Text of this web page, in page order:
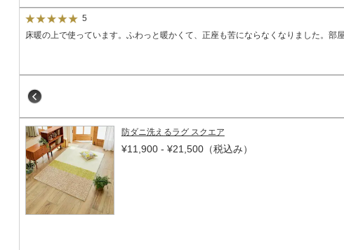
5
床暖の上で使っています。ふわっと暖かくて、正座も苦にならなくなりました。部
防ダニ洗えるラグ スクエア
¥11,900 - ¥21,500（税込み）